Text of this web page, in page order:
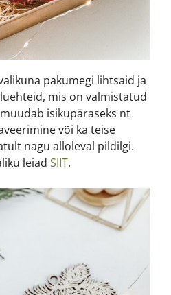
pakumegi lihtsaid ja
mis on valmistatud
isikupäraseks nt
või ka teise
nagu alloleval pildilgi.
leiad SIIT.